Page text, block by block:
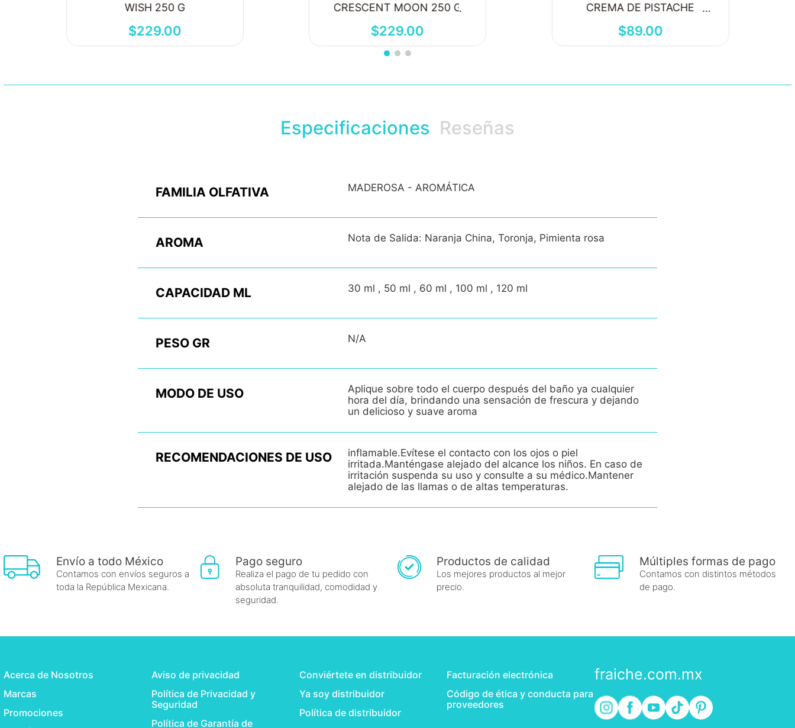
WISH 250 G
$229.00
CRESCENT MOON 250 G
$229.00
CREMA DE PISTACHE
$89.00
Especificaciones Reseñas
FAMILIA OLFATIVA MADEROSA - AROMÁTICA
AROMA Nota de Salida: Naranja China, Toronja, Pimienta rosa
CAPACIDAD ML 30 ml , 50 ml , 60 ml , 100 ml , 120 ml
PESO GR N/A
MODO DE USO
Aplique sobre todo el cuerpo después del baño ya cualquier
hora del día, brindando una sensación de frescura y dejando
un delicioso y suave aroma
RECOMENDACIONES DE USO
inflamable.Evítese el contacto con los ojos o piel
irritada.Manténgase alejado del alcance los niños. En caso de
irritación suspenda su uso y consulte a su médico.Mantener
alejado de las llamas o de altas temperaturas.
Envío a todo México
Contamos con envíos seguros a
toda la República Mexicana.
Pago seguro
Realiza el pago de tu pedido con
absoluta tranquilidad, comodidad y
seguridad.
Productos de calidad
Los mejores productos al mejor
precio.
Múltiples formas de pago
Contamos con distintos métodos
de pago.
Acerca de Nosotros
Marcas
Promociones
Aviso de privacidad
Política de Privacidad y
Seguridad
Política de Garantía de
Conviértete en distribuidor
Ya soy distribuidor
Política de distribuidor
Facturación electrónica
Código de ética y conducta para
proveedores
fraiche.com.mx